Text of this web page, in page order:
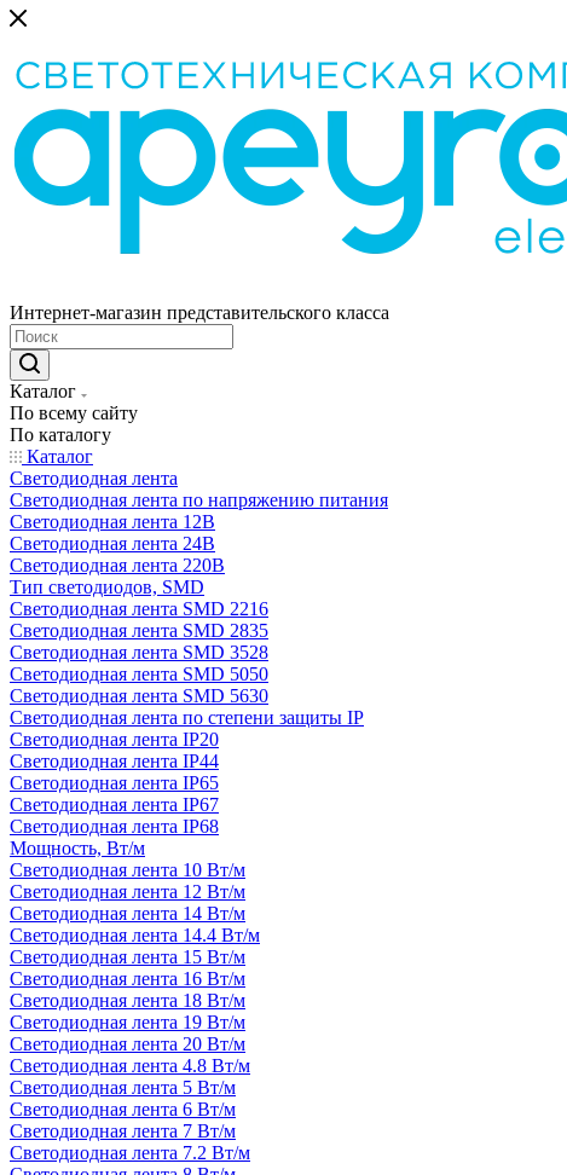
Интернет-магазин представительского класса
Каталог
По всему сайту
По каталогу
Каталог
Светодиодная лента
Светодиодная лента по напряжению питания
Светодиодная лента 12В
Светодиодная лента 24В
Светодиодная лента 220В
Тип светодиодов, SMD
Cветодиодная лента SMD 2216
Светодиодная лента SMD 2835
Светодиодная лента SMD 3528
Светодиодная лента SMD 5050
Светодиодная лента SMD 5630
Светодиодная лента по степени защиты IP
Светодиодная лента IP20
Светодиодная лента IP44
Светодиодная лента IP65
Светодиодная лента IP67
Светодиодная лента IP68
Мощность, Вт/м
Светодиодная лента 10 Вт/м
Светодиодная лента 12 Вт/м
Светодиодная лента 14 Вт/м
Светодиодная лента 14.4 Вт/м
Светодиодная лента 15 Вт/м
Светодиодная лента 16 Вт/м
Светодиодная лента 18 Вт/м
Светодиодная лента 19 Вт/м
Светодиодная лента 20 Вт/м
Светодиодная лента 4.8 Вт/м
Светодиодная лента 5 Вт/м
Светодиодная лента 6 Вт/м
Светодиодная лента 7 Вт/м
Светодиодная лента 7.2 Вт/м